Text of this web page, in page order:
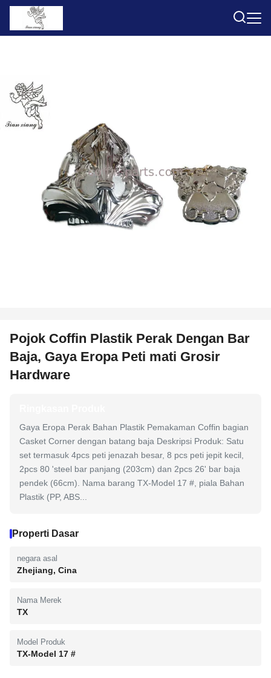
Pojok Coffin Plastik Perak Dengan Bar
Baja, Gaya Eropa Peti mati Grosir
Hardware
Gaya Eropa Perak Bahan Plastik Pemakaman Coffin bagian
Casket Corner dengan batang baja Deskripsi Produk: Satu
set termasuk 4pcs peti jenazah besar, 8 pcs peti jepit kecil,
2pcs 80 'steel bar panjang (203cm) dan 2pcs 26' bar baja
pendek (66cm). Nama barang TX-Model 17 #, piala Bahan
Plastik (PP, ABS...
Properti Dasar
negara asal
Zhejiang, Cina
Nama Merek
TX
Model Produk
TX-Model 17 #